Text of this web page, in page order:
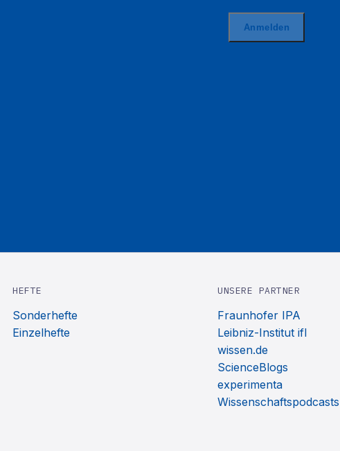
HEFTE
Sonderhefte
Einzelhefte
UNSERE PARTNER
Fraunhofer IPA
Leibniz-Institut ifl
wissen.de
ScienceBlogs
experimenta
Wissenschaftspodcasts